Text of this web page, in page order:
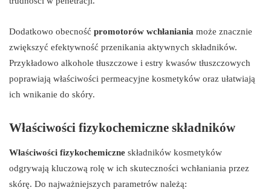
Dodatkowo obecność promotorów wchłaniania może znacznie
zwiększyć efektywność przenikania aktywnych składników.
Przykładowo alkohole tłuszczowe i estry kwasów tłuszczowych
poprawiają właściwości permeacyjne kosmetyków oraz ułatwiają
ich wnikanie do skóry.
Właściwości fizykochemiczne składników
Właściwości fizykochemiczne składników kosmetyków
odgrywają kluczową rolę w ich skuteczności wchłaniania przez
skórę. Do najważniejszych parametrów należą: